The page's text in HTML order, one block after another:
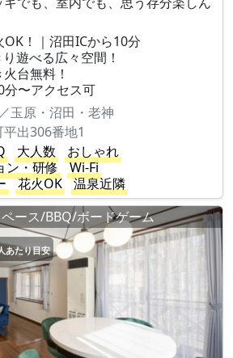
！｜沼田ICから10分
遊べる広々空間！
台無料！
〜アクセス可
玉原・沼田・老神
出306番地1
大人数
おしゃれ
ン・研修
Wi-Fi
花火OK
温泉近隣
ース/BBQ/ボードゲーム
あたり目安